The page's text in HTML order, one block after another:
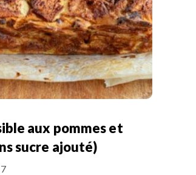
aux pommes et
sucre ajouté)
7